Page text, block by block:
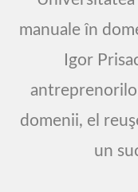
manuale în
Igor
domenii, el
un